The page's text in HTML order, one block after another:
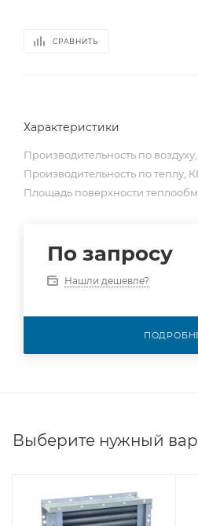
СРАВНИТЬ
Характеристики
Производительность по
Производительность по теплу,
Площадь поверхности
По запросу
Нашли дешевле?
Выберите нужный